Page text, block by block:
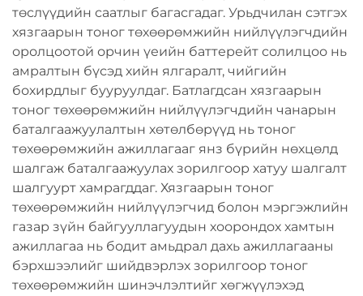
төслүүдийн саатлыг багасгадаг. Урьдчилан сэтгэх
хязгаарын тоног төхөөрөмжийн нийлүүлэгчдийн
оролцоотой орчин үеийн баттерейт солилцоо нь
амралтын бүсэд хийн ялгаралт, чийгийн
бохирдлыг бууруулдаг. Батлагдсан хязгаарын
тоног төхөөрөмжийн нийлүүлэгчдийн чанарын
баталгаажуулалтын хөтөлбөрүүд нь тоног
төхөөрөмжийн ажиллагааг янз бүрийн нөхцөлд
шалгаж баталгаажуулах зорилгоор хатуу шалгалт
шалгуурт хамрагддаг. Хязгаарын тоног
төхөөрөмжийн нийлүүлэгчид болон мэргэжлийн
газар зүйн байгууллагуудын хоорондох хамтын
ажиллагаа нь бодит амьдрал дахь ажиллагааны
бэрхшээлийг шийдвэрлэх зорилгоор тоног
төхөөрөмжийн шинэчлэлтийг хөгжүүлэхэд